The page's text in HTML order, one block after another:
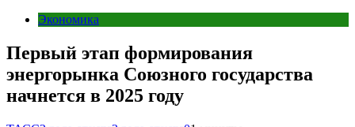
Экономика
Первый этап формирования
энергорынка Союзного государства
начнется в 2025 году